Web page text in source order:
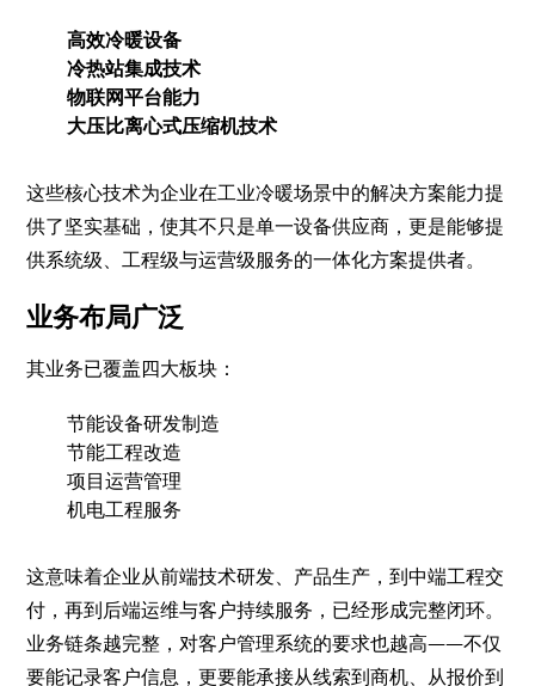
高效冷暖设备
冷热站集成技术
物联网平台能力
大压比离心式压缩机技术
这些核心技术为企业在工业冷暖场景中的解决方案能力提
供了坚实基础，使其不只是单一设备供应商，更是能够提
供系统级、工程级与运营级服务的一体化方案提供者。
业务布局广泛
其业务已覆盖四大板块：
节能设备研发制造
节能工程改造
项目运营管理
机电工程服务
这意味着企业从前端技术研发、产品生产，到中端工程交
付，再到后端运维与客户持续服务，已经形成完整闭环。
业务链条越完整，对客户管理系统的要求也越高——不仅
要能记录客户信息，更要能承接从线索到商机、从报价到